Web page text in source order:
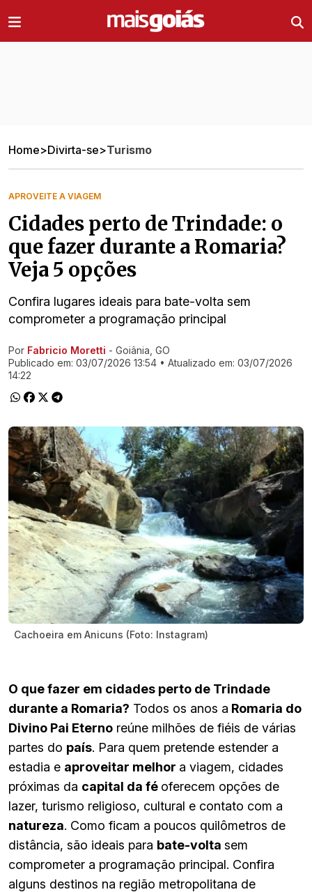
Home>Divirta-se>Turismo
APROVEITE A VIAGEM
Cidades perto de Trindade: o
que fazer durante a Romaria?
Veja 5 opções
Confira lugares ideais para bate-volta sem
comprometer a programação principal
Ir direto pra matéria
Por Fabricio Moretti - Goiânia, GO
Publicado em: 03/07/2026 13:54 • Atualizado em: 03/07/2026
14:22
Cachoeira em Anicuns (Foto: Instagram)
O que fazer em cidades perto de Trindade
durante a Romaria? Todos os anos a Romaria do
Divino Pai Eterno reúne milhões de fiéis de várias
partes do país. Para quem pretende estender a
estadia e aproveitar melhor a viagem, cidades
próximas da capital da fé oferecem opções de
lazer, turismo religioso, cultural e contato com a
natureza. Como ficam a poucos quilômetros de
distância, são ideais para bate-volta sem
comprometer a programação principal. Confira
alguns destinos na região metropolitana de